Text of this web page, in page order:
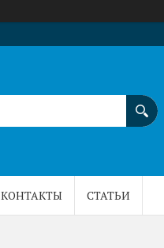
КОНТАКТЫ СТАТЬИ